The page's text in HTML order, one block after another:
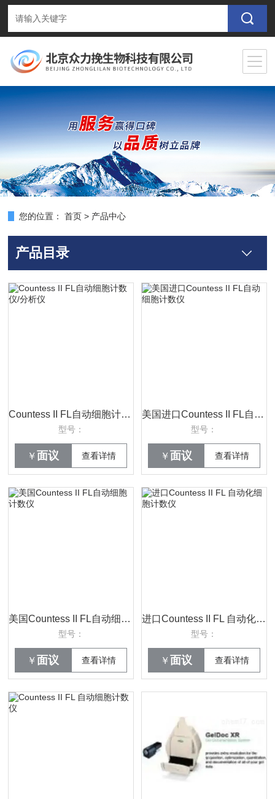
您的位置： 首页 > 产品中心
产品目录
Countess II FL自动细胞计数仪/分析仪
型号：
￥ 面议 查看详情
美国进口Countess II FL自动细胞计数仪
型号：
￥ 面议 查看详情
美国Countess II FL自动细胞计数仪
型号：
￥ 面议 查看详情
进口Countess II FL 自动化细胞计数仪
型号：
￥ 面议 查看详情